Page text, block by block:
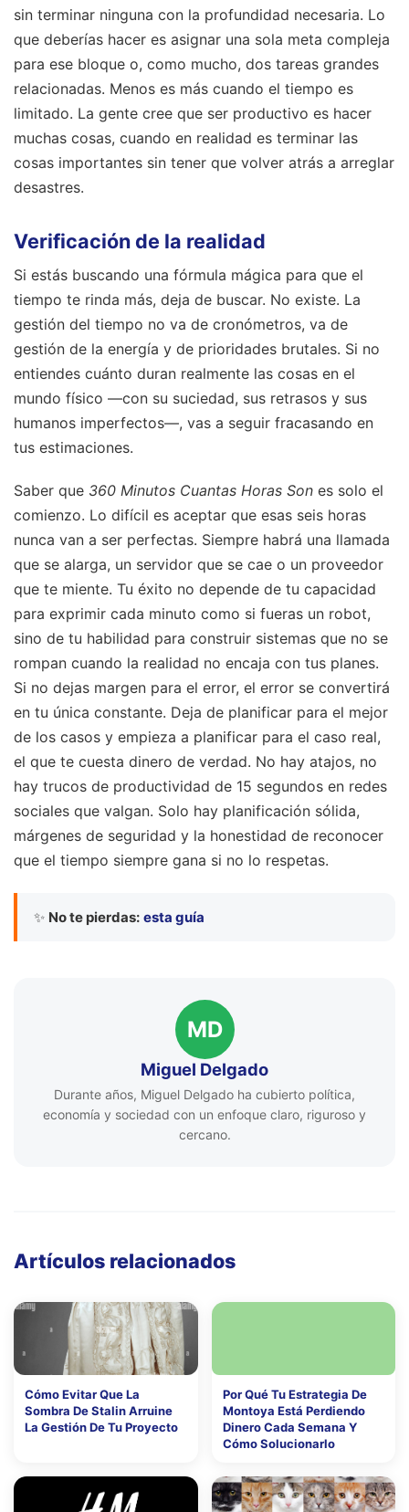
sin terminar ninguna con la profundidad necesaria. Lo
que deberías hacer es asignar una sola meta compleja
para ese bloque o, como mucho, dos tareas grandes
relacionadas. Menos es más cuando el tiempo es
limitado. La gente cree que ser productivo es hacer
muchas cosas, cuando en realidad es terminar las
cosas importantes sin tener que volver atrás a arreglar
desastres.
Verificación de la realidad
Si estás buscando una fórmula mágica para que el
tiempo te rinda más, deja de buscar. No existe. La
gestión del tiempo no va de cronómetros, va de
gestión de la energía y de prioridades brutales. Si no
entiendes cuánto duran realmente las cosas en el
mundo físico —con su suciedad, sus retrasos y sus
humanos imperfectos—, vas a seguir fracasando en
tus estimaciones.
Saber que 360 Minutos Cuantas Horas Son es solo el
comienzo. Lo difícil es aceptar que esas seis horas
nunca van a ser perfectas. Siempre habrá una llamada
que se alarga, un servidor que se cae o un proveedor
que te miente. Tu éxito no depende de tu capacidad
para exprimir cada minuto como si fueras un robot,
sino de tu habilidad para construir sistemas que no se
rompan cuando la realidad no encaja con tus planes.
Si no dejas margen para el error, el error se convertirá
en tu única constante. Deja de planificar para el mejor
de los casos y empieza a planificar para el caso real,
el que te cuesta dinero de verdad. No hay atajos, no
hay trucos de productividad de 15 segundos en redes
sociales que valgan. Solo hay planificación sólida,
márgenes de seguridad y la honestidad de reconocer
que el tiempo siempre gana si no lo respetas.
✨ No te pierdas: esta guía
MD
Miguel Delgado
Durante años, Miguel Delgado ha cubierto política,
economía y sociedad con un enfoque claro, riguroso y
cercano.
Artículos relacionados
Cómo Evitar Que La
Sombra De Stalin Arruine
La Gestión De Tu Proyecto
Por Qué Tu Estrategia De
Montoya Está Perdiendo
Dinero Cada Semana Y
Cómo Solucionarlo